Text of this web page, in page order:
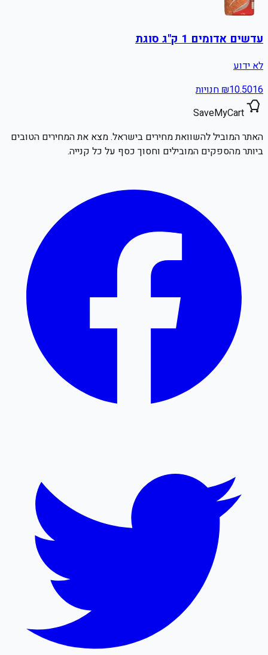
עדשים אדומים 1 ק"ג סוגת
לא ידוע
₪10.5016
חנויות
SaveMyCart
האתר המוביל להשוואת מחירים בישראל. מצא את המחירים הטובים
ביותר מהספקים המובילים וחסוך כסף על כל קנייה.